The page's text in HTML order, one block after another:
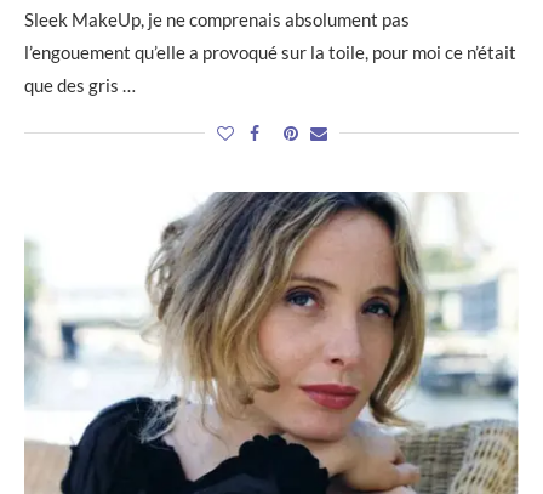
Sleek MakeUp, je ne comprenais absolument pas
l’engouement qu’elle a provoqué sur la toile, pour moi ce n’était
que des gris …